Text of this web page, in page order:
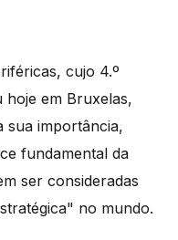
cujo 4.º
hoje em Bruxelas,
sua importância,
fundamental da
ser consideradas
no mundo.